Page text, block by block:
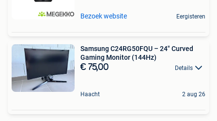
Bezoek website Eergisteren
Samsung C24RG50FQU – 24" Curved
Gaming Monitor (144Hz)
€ 75,00 Details
Haacht 2 aug 26